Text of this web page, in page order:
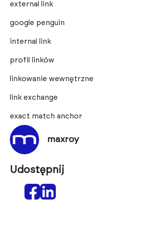
external link
google penguin
internal link
profil linków
linkowanie wewnętrzne
link exchange
exact match anchor
maxroy
Udostępnij